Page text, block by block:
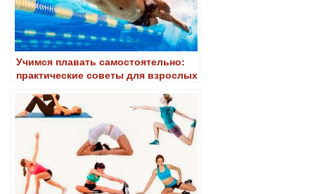
Учимся плавать самостоятельно:
практические советы для взрослых